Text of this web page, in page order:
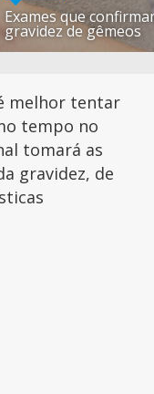
Exames que
gravidez de gêmeos
melhor tentar
tempo no
tomará as
gravidez, de